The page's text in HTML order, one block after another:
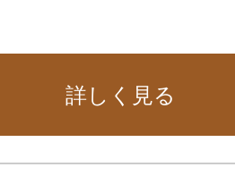
詳しく見る